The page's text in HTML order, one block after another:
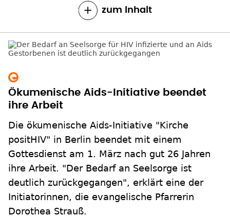
zum Inhalt
Ökumenische Aids-Initiative beendet
ihre Arbeit
Die ökumenische Aids-Initiative "Kirche
positHIV" in Berlin beendet mit einem
Gottesdienst am 1. März nach gut 26 Jahren
ihre Arbeit. "Der Bedarf an Seelsorge ist
deutlich zurückgegangen", erklärt eine der
Initiatorinnen, die evangelische Pfarrerin
Dorothea Strauß.